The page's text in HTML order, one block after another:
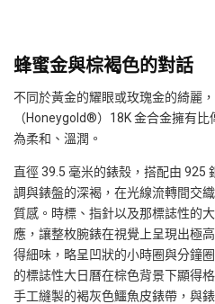
蜂蜜金與棕褐色的對話
不同於黃金的耀眼或玫瑰金的綺麗
（Honeygold®）18K 金合金擁有
為柔和、溫潤。
直徑 39.5 毫米的錶殼，搭配由 925
調與錶盤的深褐，在光線流轉間交
質感。時標、指針以及那標誌性的
應，讓整枚腕錶在視覺上呈現出極
得細味，略呈凹狀的小時圈與分鐘
的標誌性大日曆在棕色背景下顯得
手工縫製的褐灰色鱷魚皮錶帶，與